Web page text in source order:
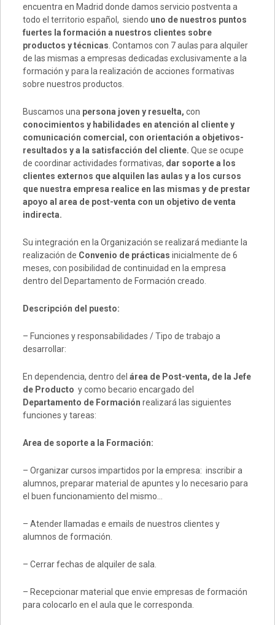
encuentra en Madrid donde damos servicio postventa a
todo el territorio español, siendo uno de nuestros puntos
fuertes la formación a nuestros clientes sobre
productos y técnicas . Contamos con 7 aulas para alquiler
de las mismas a empresas dedicadas exclusivamente a la
formación y para la realización de acciones formativas
sobre nuestros productos.
Buscamos una persona joven y resuelta, con
conocimientos y habilidades en atención al cliente y
comunicación comercial, con orientación a objetivos-
resultados y a la satisfacción del cliente. Que se ocupe
de coordinar actividades formativas, dar soporte a los
clientes externos que alquilen las aulas y a los cursos
que nuestra empresa realice en las mismas y de prestar
apoyo al area de post-venta con un objetivo de venta
indirecta.
Su integración en la Organización se realizará mediante la
realización de Convenio de prácticas inicialmente de 6
meses, con posibilidad de continuidad en la empresa
dentro del Departamento de Formación creado.
Descripción del puesto:
– Funciones y responsabilidades / Tipo de trabajo a
desarrollar:
En dependencia, dentro del área de Post-venta, de la Jefe
de Producto y como becario encargado del
Departamento de Formación realizará las siguientes
funciones y tareas:
Area de soporte a la Formación:
– Organizar cursos impartidos por la empresa: inscribir a
alumnos, preparar material de apuntes y lo necesario para
el buen funcionamiento del mismo…
– Atender llamadas e emails de nuestros clientes y
alumnos de formación.
– Cerrar fechas de alquiler de sala.
– Recepcionar material que envie empresas de formación
para colocarlo en el aula que le corresponda.